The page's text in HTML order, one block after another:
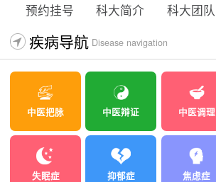
预约挂号 科大简介 科大团队
疾病导航 Disease navigation
中医把脉 中医辩证 中医调理
失眠症 抑郁症 焦虑症